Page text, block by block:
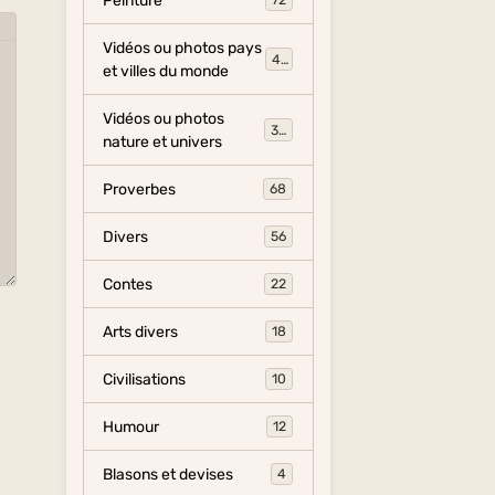
Vidéos ou photos pays
et villes du monde
454
Vidéos ou photos
nature et univers
325
Proverbes 68
Divers 56
Contes 22
Arts divers 18
Civilisations 10
Humour 12
Blasons et devises 4